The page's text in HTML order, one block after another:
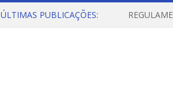
ÚLTIMAS PUBLICAÇÕES: